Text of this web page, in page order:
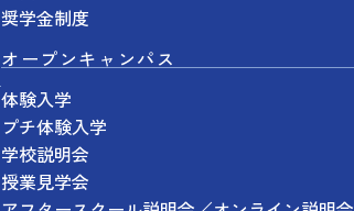
奨学金制度
オープンキャンパス
体験入学
プチ体験入学
学校説明会
授業見学会